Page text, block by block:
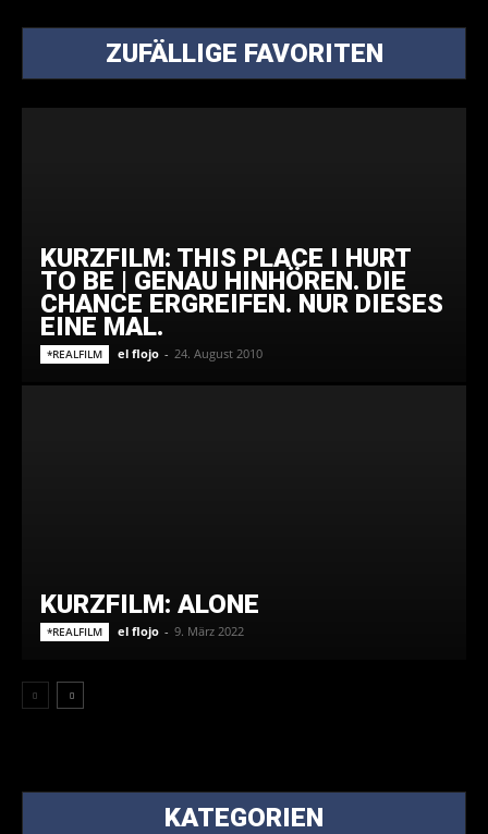
ZUFÄLLIGE FAVORITEN
KURZFILM: THIS PLACE I HURT
TO BE | GENAU HINHÖREN. DIE
CHANCE ERGREIFEN. NUR DIESES
EINE MAL.
*REALFILM el flojo - 24. August 2010
KURZFILM: ALONE
*REALFILM el flojo - 9. März 2022
KATEGORIEN